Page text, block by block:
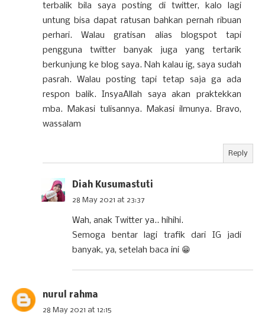
terbalik bila saya posting di twitter, kalo lagi
untung bisa dapat ratusan bahkan pernah ribuan
perhari. Walau gratisan alias blogspot tapi
pengguna twitter banyak juga yang tertarik
berkunjung ke blog saya. Nah kalau ig, saya sudah
pasrah. Walau posting tapi tetap saja ga ada
respon balik. InsyaAllah saya akan praktekkan
mba. Makasi tulisannya. Makasi ilmunya. Bravo,
wassalam
Reply
Diah Kusumastuti
28 May 2021 at 23:37
Wah, anak Twitter ya.. hihihi.
Semoga bentar lagi trafik dari IG jadi
banyak, ya, setelah baca ini 😁
nurul rahma
28 May 2021 at 12:15